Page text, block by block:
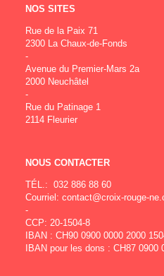
NOS SITES
Rue de la Paix 71
2300 La Chaux-de-Fonds
-
Avenue du Premier-Mars 2a
2000 Neuchâtel
-
Rue du Patinage 1
2114 Fleurier
NOUS CONTACTER
TÉL.: 032 886 88 60
Courriel: contact@croix-rouge-
-
CCP: 20-1504-8
IBAN : CH90 0900 0000 2000
IBAN pour les dons : CH87 0900